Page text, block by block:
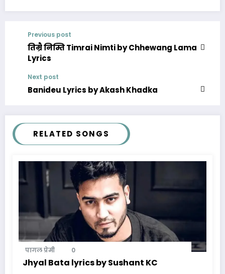
Previous post
तिम्रै निम्ति Timrai Nimti by Chhewang Lama
Lyrics
Next post
Banideu Lyrics by Akash Khadka
RELATED SONGS
पागल प्रेमी 0
Jhyal Bata lyrics by Sushant KC